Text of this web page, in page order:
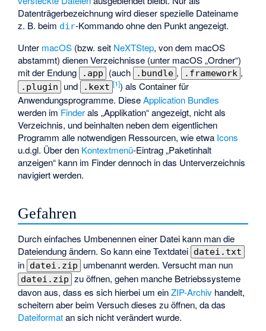
Datenträgerbezeichnung wird dieser spezielle Dateiname
z. B. beim dir-Kommando ohne den Punkt angezeigt.
Unter macOS (bzw. seit NeXTStep, von dem macOS
abstammt) dienen Verzeichnisse (unter macOS „Ordner“)
mit der Endung
.app (auch .bundle , .framework ,
.plugin und .kext [1]) als Container für
Anwendungsprogramme. DieseApplication Bundles
werden im Finderals „Applikation“ angezeigt, nicht als
Verzeichnis, und beinhalten neben dem eigentlichen
Programm alle notwendigen Ressourcen, wie etwa Icons
u.d.gl. Über den Kontextmenü-Eintrag „Paketinhalt
anzeigen“ kann im Finder dennoch in das Unterverzeichnis
navigiert werden.
Gefahren
Durch einfaches Umbenennen einer Datei kann man die
Dateiendung ändern. So kann eine Textdatei datei.txt
in datei.zip umbenannt werden. Versucht man nun
datei.zip zu öffnen, gehen manche Betriebssysteme
davon aus, dass es sich hierbei um einZIP-Archiv handelt,
scheitern aber beim Versuch dieses zu öffnen, da das
Dateiformatan sich nicht verändert wurde.